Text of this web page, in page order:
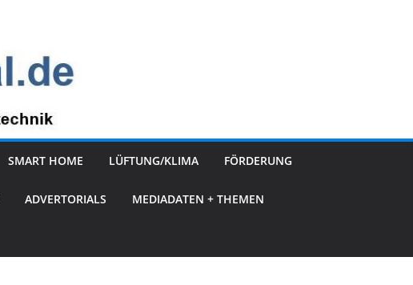
SMART HOME LÜFTUNG/KLIMA FÖRDERUNG
ADVERTORIALS MEDIADATEN + THEMEN